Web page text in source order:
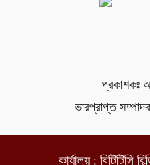
প্রকাশকঃ
ভারপ্রাপ্ত
কার্যালয় :